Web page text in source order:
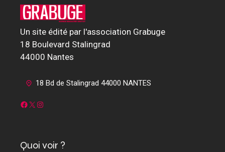
Un site édité par l'association Grabuge
18 Boulevard Stalingrad
44000 Nantes
18 Bd de Stalingrad 44000 NANTES
Facebook
X Instagram
Quoi voir ?